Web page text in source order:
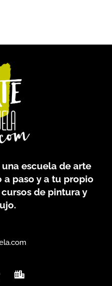
una escuela de arte
a paso y a tu propio
de pintura y
C
i